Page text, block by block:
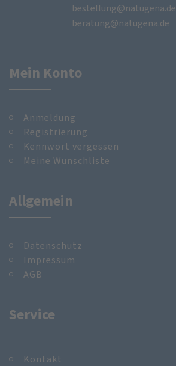
bestellung@natugena.de
beratung@natugena.de
Mein Konto
Anmeldung
Registrierung
Kennwort vergessen
Meine Wunschliste
Allgemein
Datenschutz
Impressum
AGB
Service
Kontakt